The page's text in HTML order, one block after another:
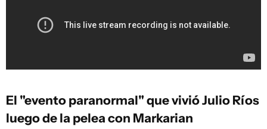
El "evento paranormal" que vivió Julio Ríos
luego de la pelea con Markarian